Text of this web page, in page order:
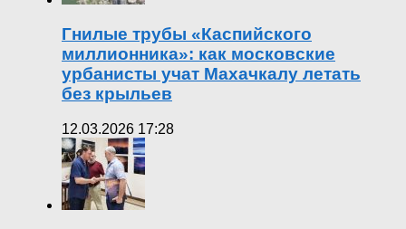
Гнилые трубы «Каспийского
миллионника»: как московские
урбанисты учат Махачкалу летать
без крыльев
12.03.2026 17:28